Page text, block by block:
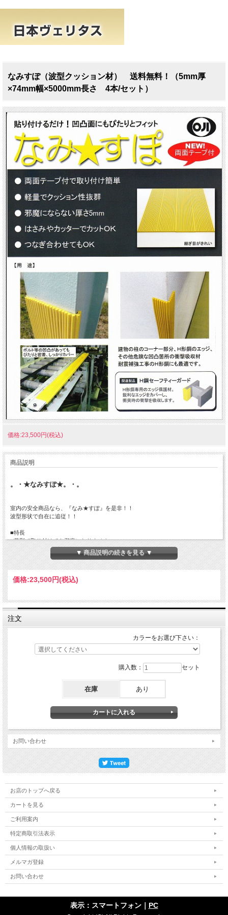
なみすぽ（波型クッション材） 送料無料！（5mm厚
×74mm幅×5000mm長さ 4本/セット）
価格:23,500円(税込)
商品説明
。・★なみすぽ★。・。
室内の安全商品なら、『なみ★すぽ』を是非！！
波型形状で自在に追従！！
■特長
○薄型で取り付けても邪魔になりません。
○クッション性抜群のスポンジで、衝撃を吸収します。
○はさみやカッターでのカットが可能で加工が簡単です。
EPDMスポンジ＋紙系粘着テープ
してご使用頂けます。
体育館などにもおすすめです。
建物の柱のコーナー部分、H形鋼のエッジ、その他危険な凹凸箇所にも。
▼ 商品説明の続きを見る ▼
価格:23,500円(税込)
注文
カラーをお選び下さい：
購入数： セット
在庫 あり
お問い合わせ
お店のトップへ戻る
カートを見る
ご利用案内
特定商取引法表示
個人情報の取扱い
メルマガ登録
お問い合わせ
表示：スマートフォン｜ PC